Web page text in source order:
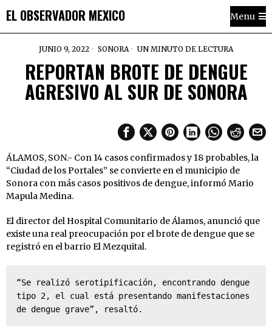
EL OBSERVADOR MEXICO Menu
JUNIO 9, 2022 SONORA UN MINUTO DE LECTURA
REPORTAN BROTE DE DENGUE
AGRESIVO AL SUR DE SONORA
ÁLAMOS, SON.- Con 14 casos confirmados y 18 probables, la
“Ciudad de los Portales” se convierte en el municipio de
Sonora con más casos positivos de dengue, informó Mario
Mapula Medina.
El director del Hospital Comunitario de Álamos, anunció que
existe una real preocupación por el brote de dengue que se
registró en el barrio El Mezquital.
“Se realizó serotipificación, encontrando dengue
tipo 2, el cual está presentando manifestaciones
de dengue grave”, resaltó.